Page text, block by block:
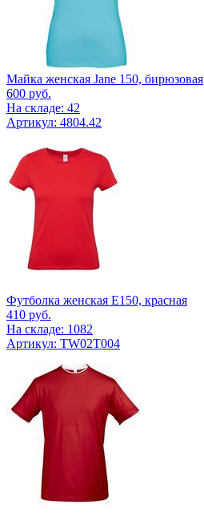
Майка женская Jane 150, бирюзовая
600 руб.
На складе: 42
Артикул: 4804.42
Футболка женская E150, красная
410 руб.
На складе: 1082
Артикул: TW02T004